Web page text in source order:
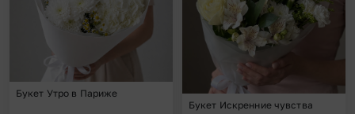
Букет Утро в Париже
Букет Искренние чувства